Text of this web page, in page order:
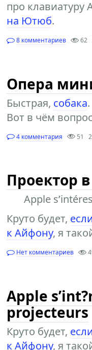
про клавиатуру
на Ютюб.
8 комментариев 62
Опера
Быстрая, собака
Вот в чём
4 комментария 51
Проектор
Apple
Круто будет,
к Айфону, я
Нет комментариев
Apple
projecteurs
Круто будет,
к Айфону, я